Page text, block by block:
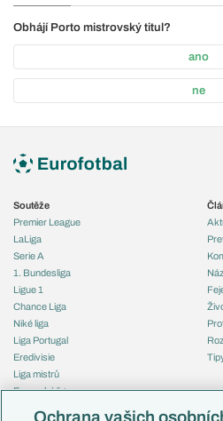
Obhájí Porto mistrovský titul?
ano
ne
Soutěže
Premier League
LaLiga
Serie A
1. Bundesliga
Ligue 1
Chance Liga
Niké liga
Liga Portugal
Eredivisie
Liga mistrů
Evropská liga
Ochrana vašich